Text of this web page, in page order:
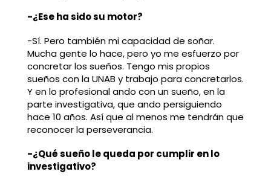
-¿Ese ha sido su motor?
-Sí. Pero también mi capacidad de soñar.
Mucha gente lo hace, pero yo me esfuerzo por
concretar los sueños. Tengo mis propios
sueños con la UNAB y trabajo para concretarlos.
Y en lo profesional ando con un sueño, en la
parte investigativa, que ando persiguiendo
hace 10 años. Así que al menos me tendrán que
reconocer la perseverancia.
-¿Qué sueño le queda por cumplir en lo
investigativo?